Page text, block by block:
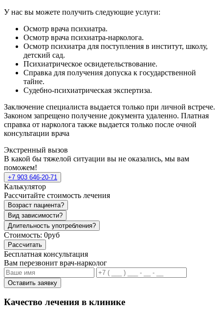
У нас вы можете получить следующие услуги:
Осмотр врача психиатра.
Осмотр врача психиатра-нарколога.
Осмотр психиатра для поступления в институт, школу,
детский сад.
Психиатрическое освидетельствование.
Справка для получения допуска к государственной
тайне.
Судебно-психиатрическая экспертиза.
Заключение специалиста выдается только при личной встрече.
Законом запрещено получение документа удаленно. Платная
справка от нарколога также выдается только после очной
консультации врача
Экстренный вызов
В какой бы тяжелой ситуации вы не оказались, мы вам
поможем!
+7 903 646-20-71
Калькулятор
Рассчитайте стоимость лечения
Возраст пациента?
Вид зависимости?
Длительность употребления?
Стоимость: 0руб
Рассчитать
Бесплатная консультация
Вам перезвонит врач-нарколог
Оставить заявку
Качество лечения в клинике